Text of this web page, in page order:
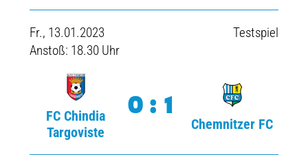
Fr., 13.01.2023
Anstoß: 18.30 Uhr
Testspiel
FC Chindia
Targoviste
0:1
Chemnitzer FC